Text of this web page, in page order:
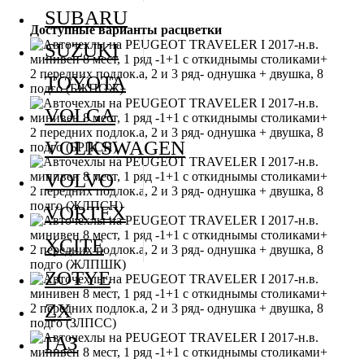
Доступные варианты расцветки
SUBARU
SUZUKI
TOYOTA
VOLGA
VOLKSWAGEN
VOLVO
VORTEX
XCITE
ZOTYE
ZX
ГАЗ